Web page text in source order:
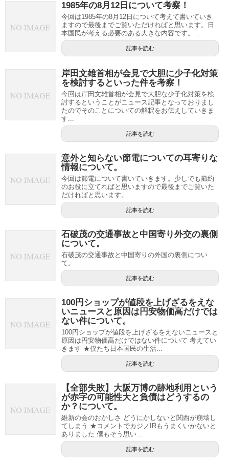
1985年の8月12日について考察！
今回は1985年の8月12日について考えて書いていき
ますので最後までご覧いただければと思います。日
本国民が考える必要のある大きな内容です。 ...
記事を読む
岸田文雄首相が会見で大胆に少子化対策
を検討するといった件を考察！
今回は岸田文雄首相が会見で大胆な少子化対策を検
討するということがニュース記事となっておりまし
たのでそのことについての解釈をお伝えしていきま
す...
記事を読む
意外と知らない節電についての耳寄りな
情報について。
今回は節電について書いていきます。少しでも節約
のお役に立てればと思いますので最後までご覧いた
だければと思います。
記事を読む
石破茂の交通事故と中国寄り外交の裏側
について。
石破茂の交通事故と中国寄りの外国の裏側につい
て。
記事を読む
100円ショップが値段を上げざるをえな
いニュースと原因は円安物価高だけでは
ない件について。
100円ショップが値段を上げざるをえないニュースと
原因は円安物価高だけではない件について 考えてい
きます ★僕たち日本国民の生活...
記事を読む
【全部失敗】大阪万博の跡地利用という
が赤字の可能性大と負債はどうするの
か？について。
維新の会のおかしさ どうにかしないと関西が崩壊し
てしまう ★コメントでカジノIRもうまくいかないと
ありました 僕もそう思い...
記事を読む